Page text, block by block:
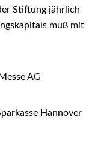
Stiftung jährlich
muß mit
AG
Hannover